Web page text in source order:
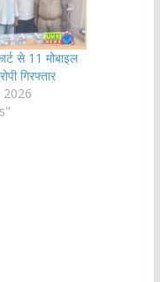
से 11 मोबाइल
गिरफ्तार
2026